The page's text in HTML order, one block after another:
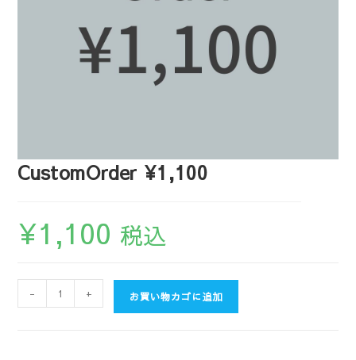
CustomOrder ¥1,100
¥1,100 税込
- + お買い物カゴに追加